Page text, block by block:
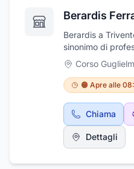
Berardis
Berardis a
sinonimo di
1974 l'impresa si
arredo giardino,
animali, pulizie
vernici,
Attualmente i
storico legato alla
72 ed il più
Iconicella, 46
Corso
🟠 Apre alle
Chiama
Dettagli